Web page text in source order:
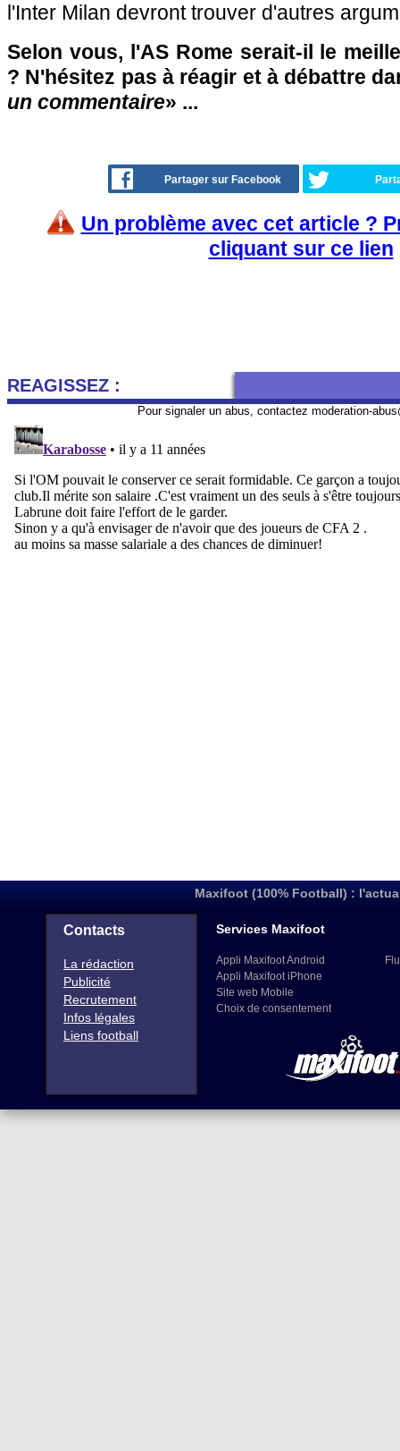
l'Inter Milan devront trouver d'autres
Selon vous, l'AS Rome serait-il le
? N'hésitez pas à réagir et à débattre
un commentaire» ...
Partager sur Facebook
Un problème avec cet article ?
cliquant sur ce lien
REAGISSEZ :
Pour signaler un abus, contactez moderation-
Maxifoot (100% Football) :
Contacts
La rédaction
Publicité
Recrutement
Infos légales
Liens football
Services Maxifoot
Appli Maxifoot Android
Appli Maxifoot iPhone
Site web Mobile
Choix de consentement